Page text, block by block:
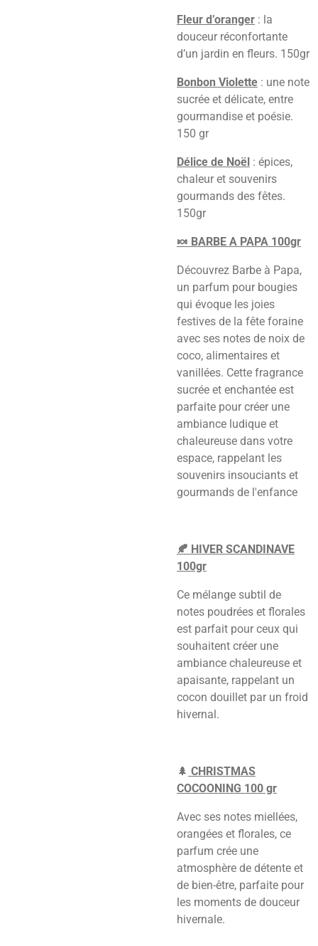
Fleur d’oranger : la
douceur réconfortante
d’un jardin en fleurs. 150gr
Bonbon Violette : une note
sucrée et délicate, entre
gourmandise et poésie.
150 gr
Délice de Noël : épices,
chaleur et souvenirs
gourmands des fêtes.
150gr
🍬 BARBE A PAPA 100gr
Découvrez Barbe à Papa,
un parfum pour bougies
qui évoque les joies
festives de la fête foraine
avec ses notes de noix de
coco, alimentaires et
vanillées. Cette fragrance
sucrée et enchantée est
parfaite pour créer une
ambiance ludique et
chaleureuse dans votre
espace, rappelant les
souvenirs insouciants et
gourmands de l'enfance
🍂 HIVER SCANDINAVE
100gr
Ce mélange subtil de
notes poudrées et florales
est parfait pour ceux qui
souhaitent créer une
ambiance chaleureuse et
apaisante, rappelant un
cocon douillet par un froid
hivernal.
🌲 CHRISTMAS
COCOONING 100 gr
Avec ses notes miellées,
orangées et florales, ce
parfum crée une
atmosphère de détente et
de bien-être, parfaite pour
les moments de douceur
hivernale.